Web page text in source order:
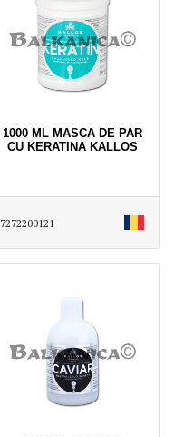
1000 ML MASCA DE PAR
CU KERATINA KALLOS
7272200121